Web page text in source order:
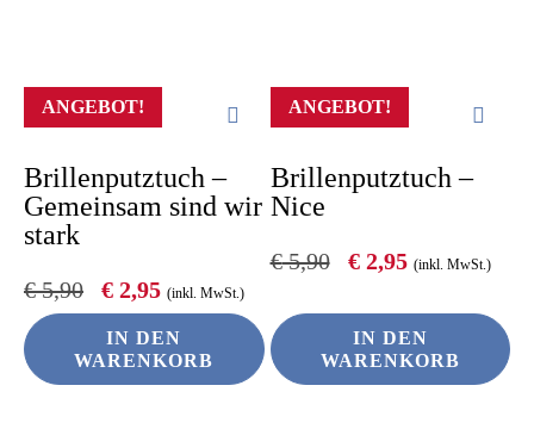
ANGEBOT!
Brillenputztuch –
Gemeinsam sind wir
stark
€5,90
Ursprünglicher
Preis
war:
€ 5,90
€ 2,95Aktueller
Preis
ist:
€ 2,95.
(inkl. MwSt.)
IN DEN
WARENKORB
ANGEBOT!
Brillenputztuch –
Nice
€5,90
Ursprünglicher
war:
€ 5,90
€2,95Aktueller
ist:
€ 2,95.
(inkl. MwSt.)
IN DEN
WARENKORB